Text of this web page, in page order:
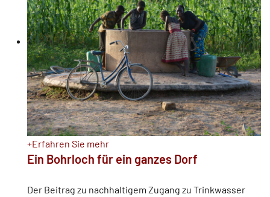
+Erfahren Sie mehr
Ein Bohrloch für ein ganzes Dorf
Der Beitrag zu nachhaltigem Zugang zu Trinkwasser